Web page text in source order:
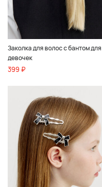
Заколка для волос с бантом для
девочек
399 ₽